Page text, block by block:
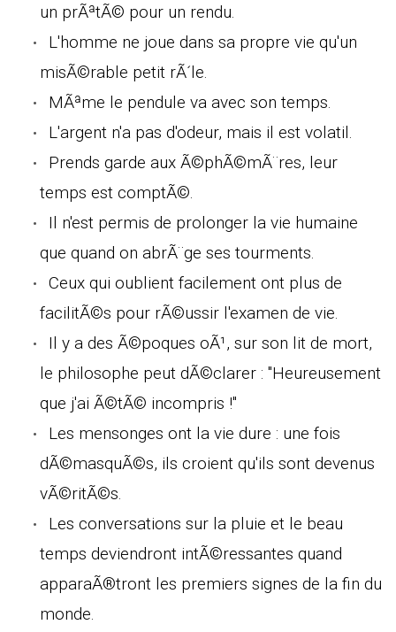
un prÃªtÃ© pour un rendu.
L'homme ne joue dans sa propre vie qu'un
misÃ©rable petit rÃ´le.
MÃªme le pendule va avec son temps.
L'argent n'a pas d'odeur, mais il est volatil.
Prends garde aux Ã©phÃ©mÃ¨res, leur
temps est comptÃ©.
Il n'est permis de prolonger la vie humaine
que quand on abrÃ¨ge ses tourments.
Ceux qui oublient facilement ont plus de
facilitÃ©s pour rÃ©ussir l'examen de vie.
Il y a des Ã©poques oÃ¹, sur son lit de mort,
le philosophe peut dÃ©clarer : "Heureusement
que j'ai Ã©tÃ© incompris !"
Les mensonges ont la vie dure : une fois
dÃ©masquÃ©s, ils croient qu'ils sont devenus
vÃ©ritÃ©s.
Les conversations sur la pluie et le beau
temps deviendront intÃ©ressantes quand
apparaÃ®tront les premiers signes de la fin du
monde.